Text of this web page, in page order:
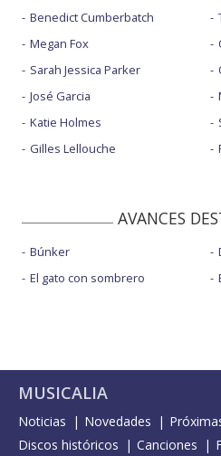
Benedict Cumberbatch
Megan Fox
Sarah Jessica Parker
José Garcia
Katie Holmes
Gilles Lellouche
AVANCES
Búnker
El gato con sombrero
MUSICALIA
Noticias Novedades
Discos históricos
Canciones